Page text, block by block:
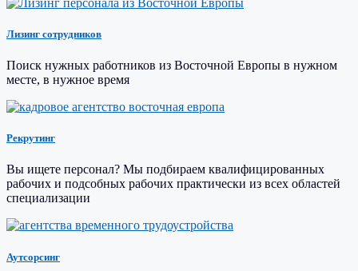
Лизинг сотрудников
Поиск нужных работников из Восточной Европы в нужном
месте, в нужное время
Рекрутинг
Вы ищете персонал? Мы подбираем квалифицированных
рабочих и подсобных рабочих практически из всех областей
специализации
Аутсорсинг